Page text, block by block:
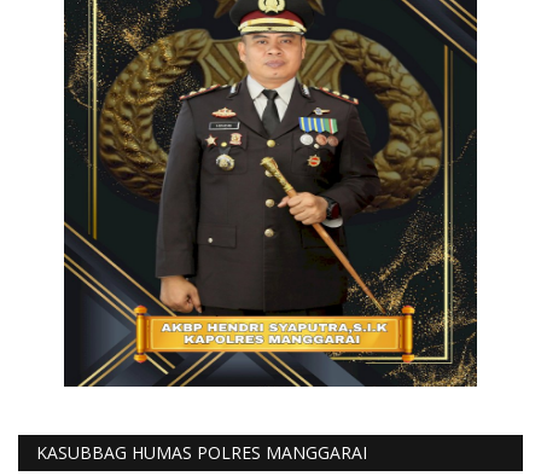
KASUBBAG HUMAS POLRES MANGGARAI